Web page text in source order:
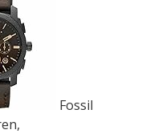
Fossil